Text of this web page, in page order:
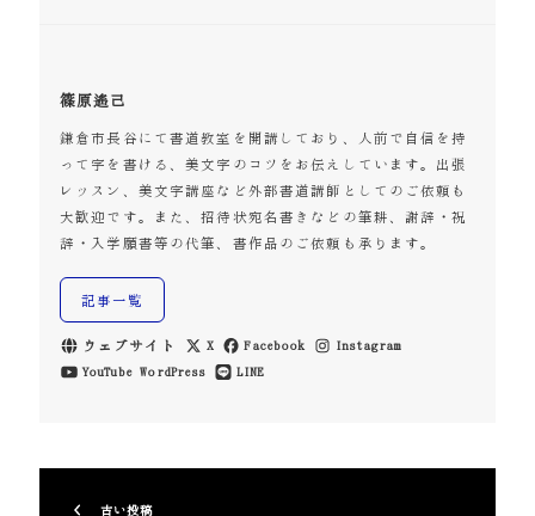
篠原遙己
鎌倉市長谷にて書道教室を開講しており、人前で自信を持
って字を書ける、美文字のコツをお伝えしています。出張
レッスン、美文字講座など外部書道講師としてのご依頼も
大歓迎です。また、招待状宛名書きなどの筆耕、謝辞・祝
辞・入学願書等の代筆、書作品のご依頼も承ります。
記事一覧
ウェブサイト X Facebook
Instagram
YouTube WordPress LINE
古い投稿